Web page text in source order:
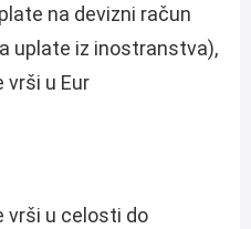
na devizni račun
uplate iz inostranstva),
vrši u Eur
vrši u celosti do